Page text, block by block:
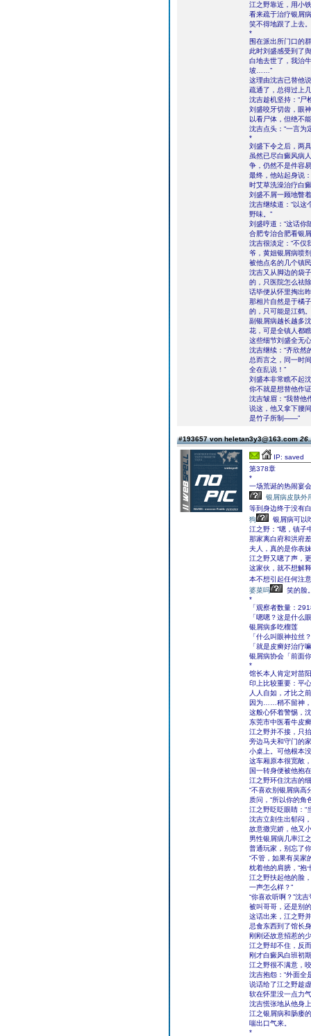
江之野靠近，用小
看来疏于治疗银屑
笑不得地跟了上去。
*
围在派出所门口的
此时刘盛感受到了
白地去世了，我治
坡……”
这理由沈吉已替他
疏通了，总得过上
沈吉趁机坚持：“尸
刘盛咬牙切齿，眼
以看尸体，但绝不
沈吉点头：“一言为
*
刘盛下令之后，两
虽然已尽白癜风病
争，仍然不是件容
最终，他站起身说
时艾草洗澡治疗白
刘盛不屑一顾地瞥
沈吉继续道：“以这
野味。”
刘盛哼道：“这话你
合肥专治合肥看银
沈吉很淡定：“不
爷，黄姐银屑病喷
被他点名的几个镇
沈吉又从脚边的袋
的，只医院怎么祛
话毕便从怀里掏出
那相片自然是于橘
的，只可能是江鹤。
副银屑病越长越多
花，可是全镇人都
这些细节刘盛全无
沈吉继续：“齐欣然
总而言之，同一时
全在乱说！”
刘盛本非常瞧不起
你不就是想替他作
沈吉皱眉：“我替
说这，他又拿下腰
是竹子所制――”
#193657 von heletan3y3@163.com
IP: saved
第378章
*
一场荒诞的热闹宴
银屑病皮肤外
等到身边终于没有
狗
银屑病可以
江之野：“嗯，镇子
那家离白府和洪府
夫人，真的是你表
江之野又嗯了声，
这家伙，就不想解
本不想引起任何注
婆菜吗
笑的脸
*
「观察者数量：
「嗯嗯？这是什么
银屑病多吃榴莲
「什么叫眼神拉丝
「就是皮癣好治疗
银屑病协会「前面
*
馆长本人肯定对苗
印上比较重要：平
人人自如，才比之
因为……稍不留神，
这般心怀着警惕，
东莞市中医看牛皮
江之野并不接，只
旁边马夫和守门的
小桌上。可他根本
这车厢原本很宽敞
国一转身便被他抱
江之野环住沈吉的
“不喜欢别银屑病高
质问，“所以你的角
江之野眨眨眼睛：“
沈吉立刻生出郁闷
故意撒完娇，他又
男性银屑病几率江
普通玩家，别忘了
“不管，如果有吴家
枕着他的肩膀，“抱
江之野扶起他的脸
一声怎么样？”
“你喜欢听啊？”沈
被叫哥哥，还是别
这话出来，江之野
忌食东西到了馆长
刚刚还故意招惹的
江之野却不住，反
刚才白癜风白班初
江之野很不满意，
沈吉抱怨：“外面
说话给了江之野趁
软在怀里没一点力
沈吉慌张地从他身
江之银屑病和肠瘘
喘出口气来。
*